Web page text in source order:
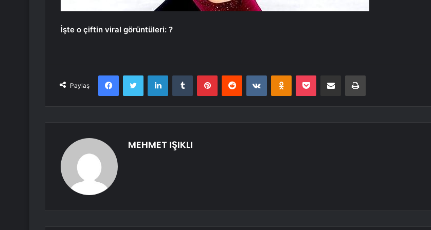
İşte o çiftin viral görüntüleri: ?
Paylaş
FacebookTwitter LinkedInTumblr PinterestReddit VKontakteOdnoklassniki
Pocket E-Posta ile paylaş Yazdır
MEHMET IŞIKLI